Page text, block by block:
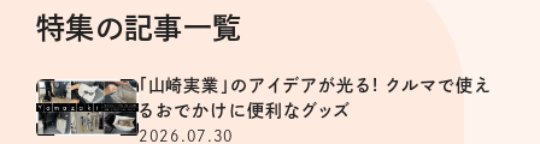
特集の記事一覧
「山崎実業」のアイデアが光る! クルマで使え
るおでかけに便利なグッズ
2026.07.30